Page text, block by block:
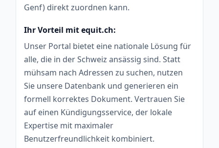
Genf) direkt zuordnen kann.
Ihr Vorteil mit equit.ch:
Unser Portal bietet eine nationale Lösung für
alle, die in der Schweiz ansässig sind. Statt
mühsam nach Adressen zu suchen, nutzen
Sie unsere Datenbank und generieren ein
formell korrektes Dokument. Vertrauen Sie
auf einen Kündigungsservice, der lokale
Expertise mit maximaler
Benutzerfreundlichkeit kombiniert.